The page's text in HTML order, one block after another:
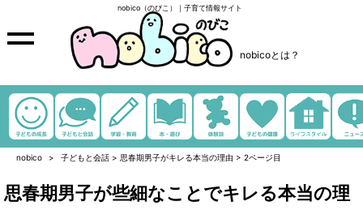
nobico（のびこ）｜子育て情報サイト
nobicoとは？
nobico 子どもと会話 > 思春期男子がキレる本当の理由 > 2ページ目
思春期男子が些細なことでキレる本当の理